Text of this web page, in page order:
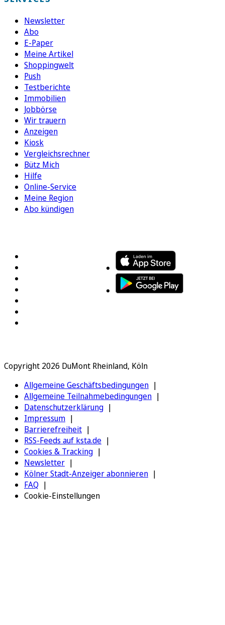
Newsletter
Abo
E-Paper
Meine Artikel
Shoppingwelt
Push
Testberichte
Immobilien
Jobbörse
Wir trauern
Anzeigen
Kiosk
Vergleichsrechner
Bütz Mich
Hilfe
Online-Service
Meine Region
Abo kündigen
Copyright 2026 DuMont Rheinland, Köln
Allgemeine Geschäftsbedingungen
Allgemeine Teilnahmebedingungen
Datenschutzerklärung
Impressum
Barrierefreiheit
RSS-Feeds auf ksta.de
Cookies & Tracking
Newsletter
Kölner Stadt-Anzeiger abonnieren
FAQ
Cookie-Einstellungen